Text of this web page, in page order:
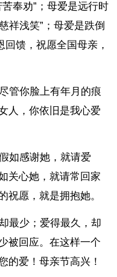
奉劝”；母爱是远行时
祥浅笑”；母爱是跌倒
回馈，祝愿全国母亲，
你脸上有年月的痕
人，你依旧是我心爱
感谢她，就请爱
关心她，就请常回家
祝愿，就是拥抱她。
少；爱得最久，却
被回应。在这样一个
的爱！母亲节高兴！